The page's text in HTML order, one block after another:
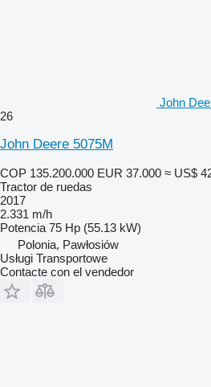
John
26
John Deere 5075M
COP 135.200.000 EUR 37.000 ≈ US$
Tractor de ruedas
2017
2.331 m/h
Potencia 75 Hp (55.13 kW)
Polonia, Pawłosiów
Usługi Transportowe
Contacte con el vendedor